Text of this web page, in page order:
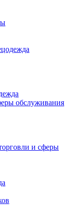
обслуживания
и сферы